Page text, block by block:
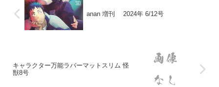
anan 増刊 2024年 6/12号
キャラクター万能ラバーマットスリム 怪
獣8号